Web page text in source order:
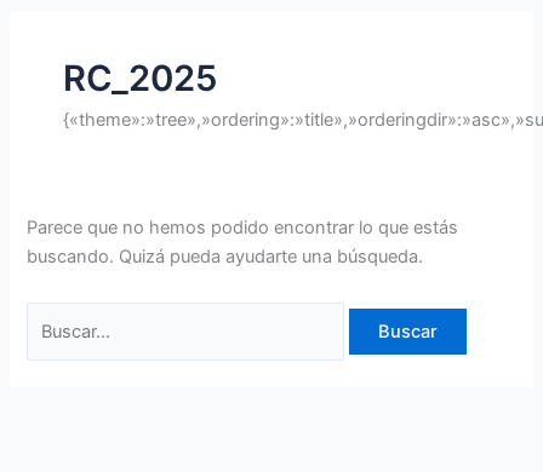
RC_2025
Parece que no hemos podido encontrar lo que estás
buscando. Quizá pueda ayudarte una búsqueda.